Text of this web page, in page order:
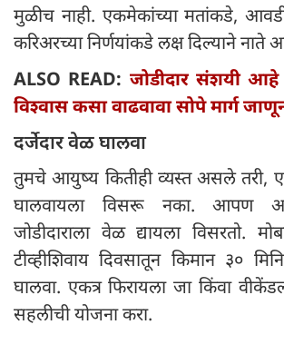
मुळीच नाही. एकमेकांच्या मतांकडे,
करिअरच्या निर्णयांकडे लक्ष दिल्याने नाते
ALSO READ: जोडीदार संशयी आहे
विश्वास कसा वाढवावा सोपे मार्ग
दर्जेदार वेळ घालवा
तुमचे आयुष्य कितीही व्यस्त असले तरी,
घालवायला विसरू नका. आपण
जोडीदाराला वेळ द्यायला विसरतो.
टीव्हीशिवाय दिवसातून किमान ३०
घालवा. एकत्र फिरायला जा किंवा
सहलीची योजना करा.